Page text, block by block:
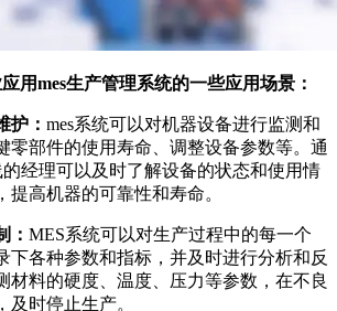
用mes生产管理系统的一些应用场景：
护： mes系统可以对机器设备进行监测和
零部件的使用寿命、调整设备参数等。通
的经理可以及时了解设备的状态和使用情
提高机器的可靠性和寿命。
： MES系统可以对生产过程中的每一个
下各种参数和指标，并及时进行分析和反
材料的硬度、温度、压力等参数，在不良
及时停止生产。